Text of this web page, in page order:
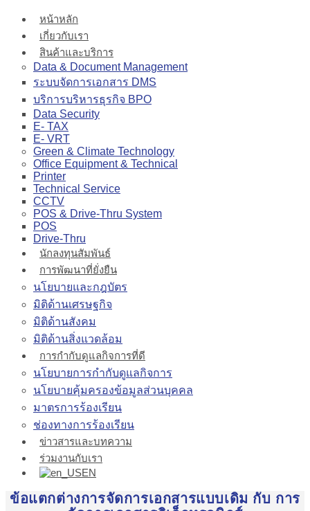
หน้าหลัก
เกี่ยวกับเรา
สินค้าและบริการ
Data & Document Management
ระบบจัดการเอกสาร DMS
บริการบริหารธุรกิจ BPO
Data Security
E- TAX
E- VRT
Green & Climate Technology
Office Equipment & Technical
Printer
Technical Service
CCTV
POS & Drive-Thru System
POS
Drive-Thru
นักลงทุนสัมพันธ์
การพัฒนาที่ยั่งยืน
นโยบายและกฎบัตร
มิติด้านเศรษฐกิจ
มิติด้านสังคม
มิติด้านสิ่งแวดล้อม
การกำกับดูแลกิจการที่ดี
นโยบายการกำกับดูแลกิจการ
นโยบายคุ้มครองข้อมูลส่วนบุคคล
มาตรการร้องเรียน
ช่องทางการร้องเรียน
ข่าวสารและบทความ
ร่วมงานกับเรา
EN
ข้อแตกต่างการจัดการเอกสารแบบเดิม กับ การ